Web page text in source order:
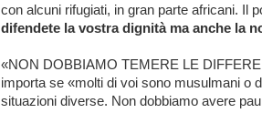
con alcuni rifugiati, in gran parte africani. Il
difendete la vostra dignità ma anche la
«NON DOBBIAMO TEMERE LE
importa se «molti di voi sono musulmani o
situazioni diverse. Non dobbiamo avere